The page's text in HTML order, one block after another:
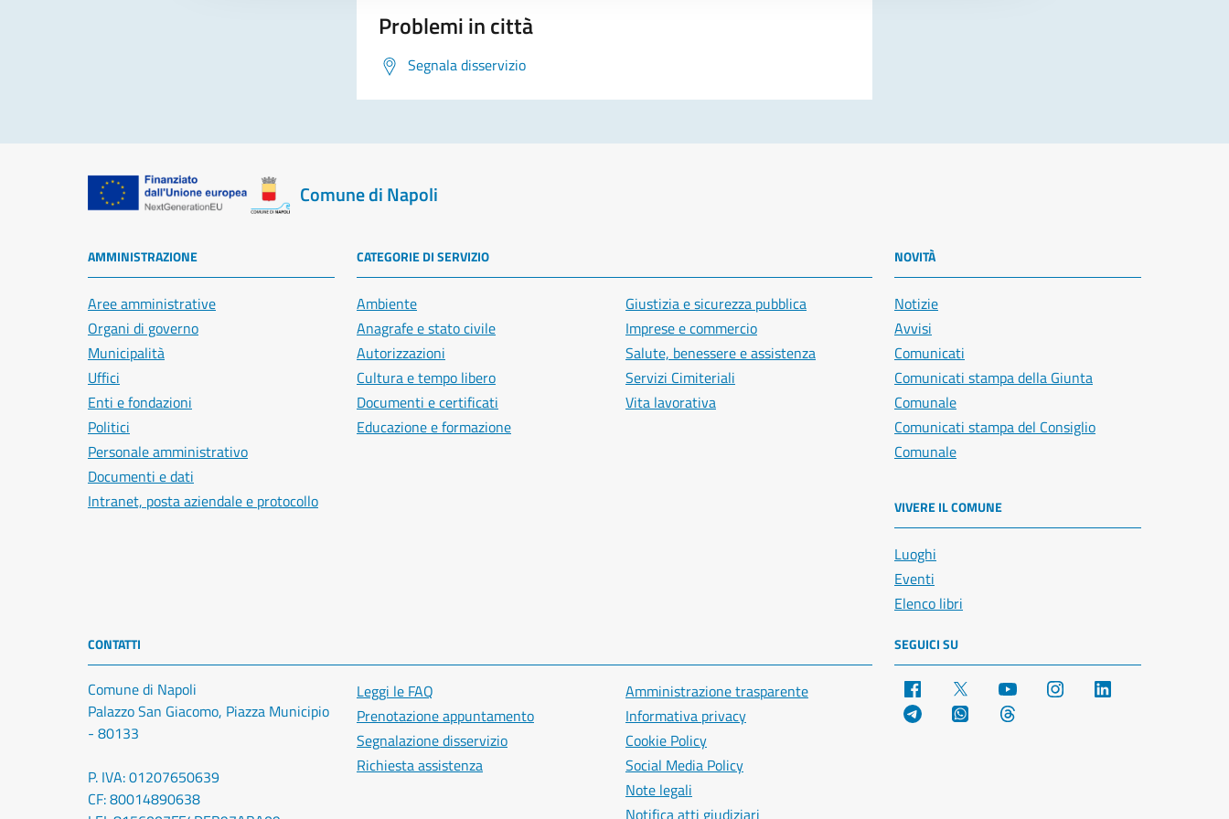
Problemi in città
Segnala disservizio
Comune di Napoli
AMMINISTRAZIONE
Aree amministrative
Organi di governo
Municipalità
Uffici
Enti e fondazioni
Politici
Personale amministrativo
Documenti e dati
Intranet, posta aziendale e protocollo
CATEGORIE DI SERVIZIO
Ambiente
Anagrafe e stato civile
Autorizzazioni
Cultura e tempo libero
Documenti e certificati
Educazione e formazione
Giustizia e sicurezza pubblica
Imprese e commercio
Salute, benessere e assistenza
Servizi Cimiteriali
Vita lavorativa
NOVITÀ
Notizie
Avvisi
Comunicati
Comunicati stampa della Giunta
Comunale
Comunicati stampa del Consiglio
Comunale
VIVERE IL COMUNE
Luoghi
Eventi
Elenco libri
CONTATTI
Comune di Napoli
Palazzo San Giacomo, Piazza Municipio
- 80133
P. IVA: 01207650639
CF: 80014890638
Leggi le FAQ
Prenotazione appuntamento
Segnalazione disservizio
Richiesta assistenza
Amministrazione trasparente
Informativa privacy
Cookie Policy
Social Media Policy
Note legali
SEGUICI SU
Facebook YouTube Instagram
Telegram WhatsApp